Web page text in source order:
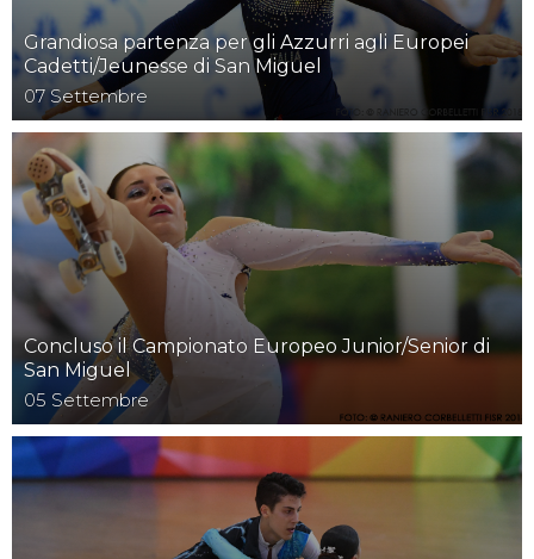
Grandiosa partenza per gli Azzurri agli Europei
Cadetti/Jeunesse di San Miguel
07 Settembre
Concluso il Campionato Europeo Junior/Senior di
San Miguel
05 Settembre